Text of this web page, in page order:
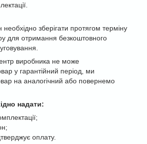
необхідно зберігати протягом терміну
для отримання безкоштовного
виробника не може
у гарантійний період, ми
на аналогічний або повернемо
надати:
оплату.